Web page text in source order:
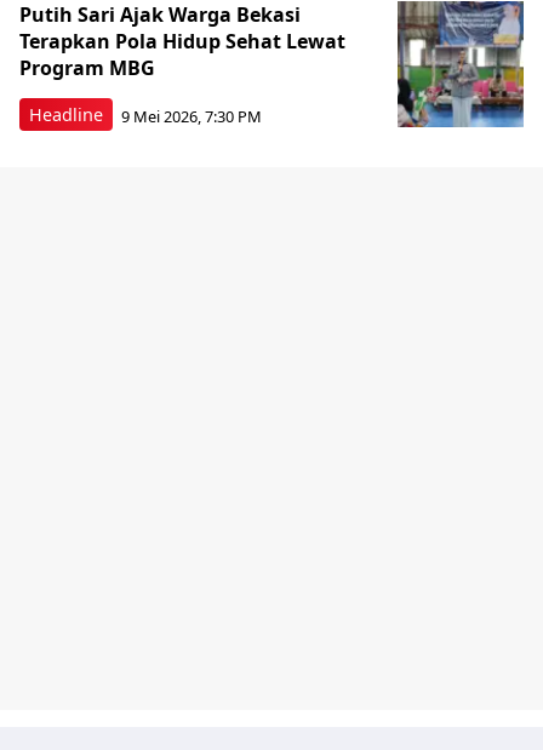
Headline
Putih Sari Ajak Warga Bekasi
Terapkan Pola Hidup Sehat Lewat
Program MBG
9 Mei 2026, 7:30 PM